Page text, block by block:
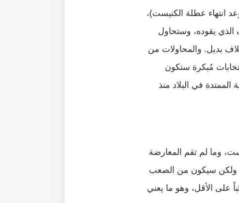
انتهاء عطلة الكنيست)،
الذي يقوده، وستحاول
بديل. والمحاولات من
مُبكرة ستكون
الممتدة في البلاد منذ
بتأييد 60 نائباً فقط في الكنيست، وما لم تقم المعارضة
ولكن سيكون من الصعب
تمرير أي قانون في الكنيست يتطلب الموافقة علية أغلبية 61 نائباً على الأقل، وهو ما يعني